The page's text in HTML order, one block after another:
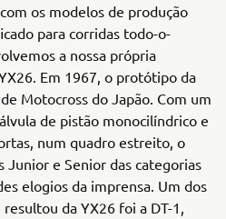
os modelos de produção
para corridas todo-o-
a nossa própria
Em 1967, o protótipo da
Motocross do Japão. Com um
de pistão monocilíndrico e
num quadro estreito, o
Junior e Senior das categorias
elogios da imprensa. Um dos
da YX26 foi a DT-1,